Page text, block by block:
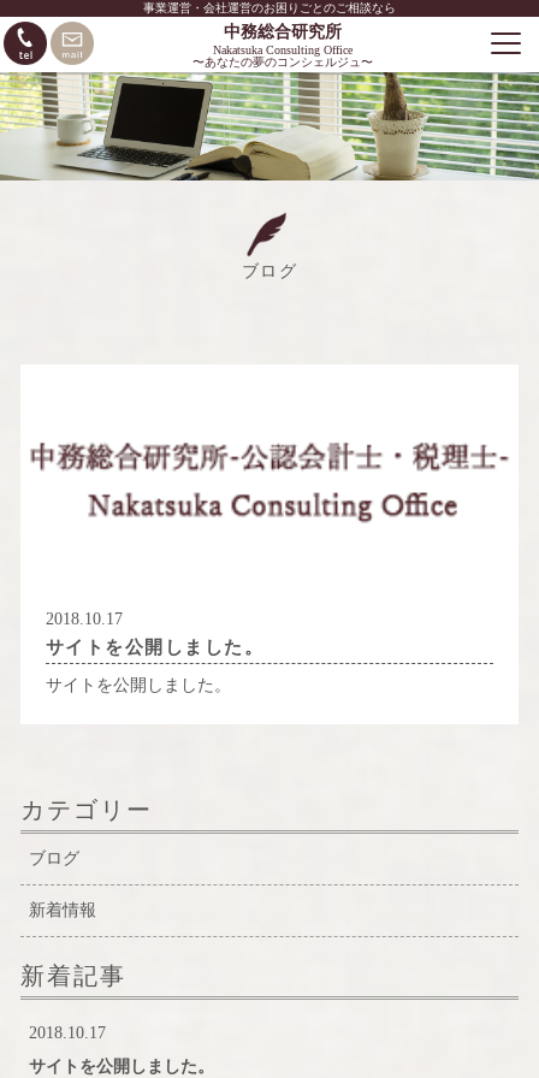
事業運営・会社運営のお困りごとのご相談なら
中務総合研究所
Nakatsuka Consulting Office
〜あなたの夢のコンシェルジュ〜
ブログ
2018.10.17
サイトを公開しました。
サイトを公開しました。
カテゴリー
ブログ
新着情報
新着記事
2018.10.17
サイトを公開しました。